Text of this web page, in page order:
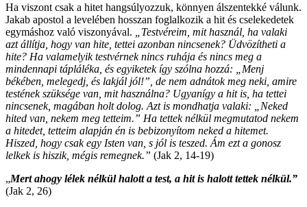
Ha viszont csak a hitet hangsúlyozzuk, könnyen álszentekké válunk.
Jakab apostol a levelében hosszan foglalkozik a hit és cselekedetek
egymáshoz való viszonyával.
„Testvéreim, mit használ, ha valaki
azt állítja, hogy van hite, tettei azonban nincsenek? Üdvözítheti a
hite? Ha valamelyik testvérnek nincs ruhája és nincs meg a
mindennapi tápláléka, és egyiketek így szólna hozzá: „Menj
békében, melegedj, és lakjál jól!”, de nem adnátok meg neki, amire
testének szüksége van, mit használna? Ugyanígy a hit is, ha tettei
nincsenek, magában holt dolog. Azt is mondhatja valaki: „Neked
hited van, nekem meg tetteim.” Ha tettek nélkül megmutatod nekem
a hitedet, tetteim alapján én is bebizonyítom neked a hitemet.
Hiszed, hogy csak egy Isten van, s jól is teszed. Ám ezt a gonosz
lelkek is hiszik, mégis remegnek.” (Jak 2, 14-19)
„Mert ahogy lélek nélkül halott a test, a hit is halott tettek nélkül.”
(Jak 2, 26)